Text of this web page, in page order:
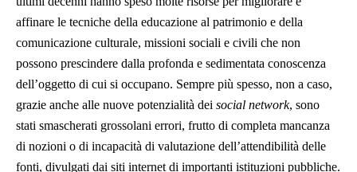
affinare le tecniche della educazione al patrimonio e della
comunicazione culturale, missioni sociali e civili che non
possono prescindere dalla profonda e sedimentata conoscenza
dell’oggetto di cui si occupano. Sempre più spesso, non a caso,
grazie anche alle nuove potenzialità dei social network, sono
stati smascherati grossolani errori, frutto di completa mancanza
di nozioni o di incapacità di valutazione dell’attendibilità delle
fonti, divulgati dai siti internet di importanti istituzioni pubbliche.